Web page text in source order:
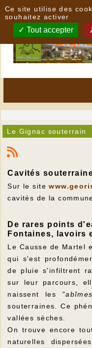
Le Gignac souterrain
Cavités
Sur le site
cavités de la
De rares points
Fontaines, lavoirs
Le Causse de Martel
qui s'est
de pluie s'infiltrent
sur leur parcours,
naissent les "abîmes
souterraines. Ce
vallées sèches.
On trouve encore
naturelles
Ce site utilise des
souhaitez activer
Tout accepter